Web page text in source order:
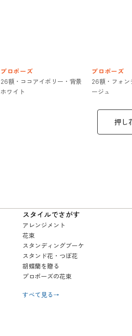
プロポーズ
26額・ココアイボリー・背景
ホワイト
プロポーズ
26額・フォン
ージュ
押し
スタイルでさがす
アレンジメント
花束
スタンディングブーケ
スタンド花・つぼ花
胡蝶蘭を贈る
プロポーズの花束
すべて見る →